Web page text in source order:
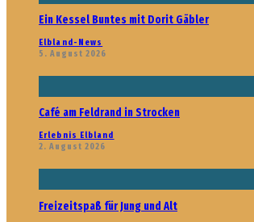
Ein Kessel Buntes mit Dorit Gäbler
Elbland-News
5. August 2026
Café am Feldrand in Strocken
Erlebnis Elbland
2. August 2026
Freizeitspaß für Jung und Alt